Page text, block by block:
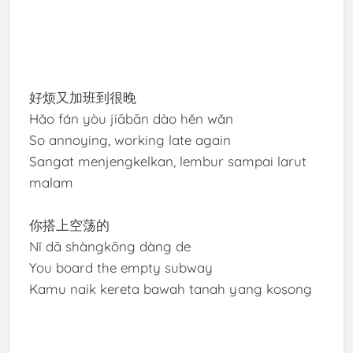
好烦又加班到很晚
Hǎo fán yòu jiābān dào hěn wǎn
So annoying, working late again
Sangat menjengkelkan, lembur sampai larut
malam
你搭上空荡的
Nǐ dā shàngkōng dàng de
You board the empty subway
Kamu naik kereta bawah tanah yang kosong